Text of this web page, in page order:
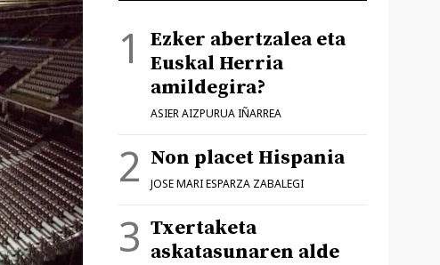
Ezker abertzalea eta
Euskal Herria
amildegira?
ASIER AIZPURUA IÑARREA
Non placet Hispania
JOSE MARI ESPARZA ZABALEGI
Txertaketa
askatasunaren alde